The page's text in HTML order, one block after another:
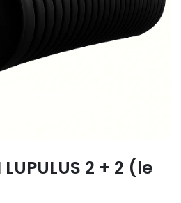
LUPULUS 2 + 2 (le